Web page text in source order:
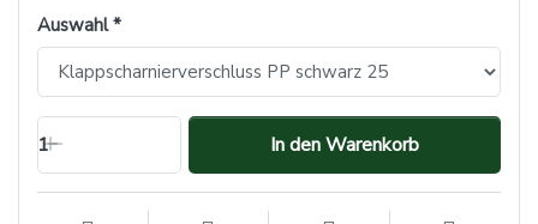
Auswahl
1 In den Warenkorb